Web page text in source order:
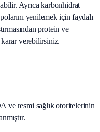
Ayrıca karbonhidrat
yenilemek için faydalı
protein ve
verebilirsiniz.
ve resmi sağlık otoritelerinin